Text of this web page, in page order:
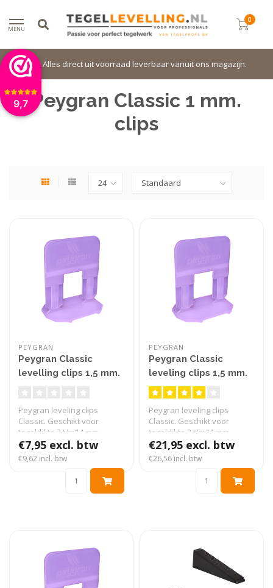
9,7
MENU
0
Alles direct uit voorraad leverbaar vanuit ons magazijn.
Peygran Classic 1 mm.
clips
PEYGRAN
Peygran Classic
levelling clips 1,5 mm.
Peygran leveling clips
Classic. Geschikt voor
tegeldikte 3 t/m14 mm.
Verpakt per..
€7,95 excl. btw
€9,62 incl. btw
PEYGRAN
Peygran Classic
leveling clips 1,5 mm.
clips 300 stuks
Peygran leveling clips
Classic. Geschikt voor
tegeldikte 3 t/m14 mm.
Verpakt per..
€21,95 excl. btw
€26,56 incl. btw